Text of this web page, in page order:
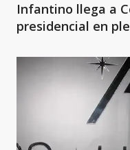
Infantino llega a
presidencial en